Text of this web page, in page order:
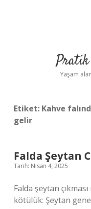
Yaşam
Etiket: Kahve
gelir
Falda Şeytan
Tarih: Nisan 4, 2025
Falda şeytan
kötülük: Şeytan